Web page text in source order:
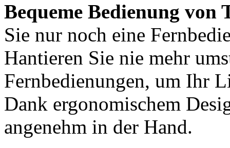
Bequeme Bedienung von
Sie nur noch eine
Hantieren Sie nie mehr
Fernbedienungen, um Ihr
Dank ergonomischem
angenehm in der Hand.